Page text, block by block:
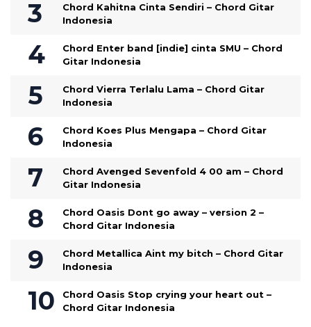
Chord Kahitna Cinta Sendiri – Chord Gitar
Indonesia
Chord Enter band [indie] cinta SMU – Chord
Gitar Indonesia
Chord Vierra Terlalu Lama – Chord Gitar
Indonesia
Chord Koes Plus Mengapa – Chord Gitar
Indonesia
Chord Avenged Sevenfold 4 00 am – Chord
Gitar Indonesia
Chord Oasis Dont go away – version 2 –
Chord Gitar Indonesia
Chord Metallica Aint my bitch – Chord Gitar
Indonesia
Chord Oasis Stop crying your heart out –
Chord Gitar Indonesia